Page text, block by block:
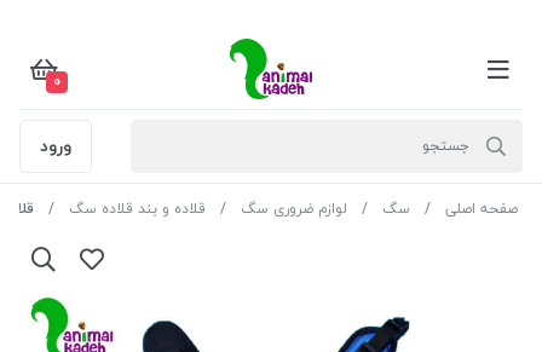
0
ورود
صفحه اصلی سگ لوازم ضروری سگ قلاده و بند قلاده سگ